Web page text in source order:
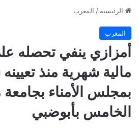
الرئيسية / المغرب
المغرب
أمزازي ينفي تحصله
بمجلس الأمناء
الخامس بأبوضبي